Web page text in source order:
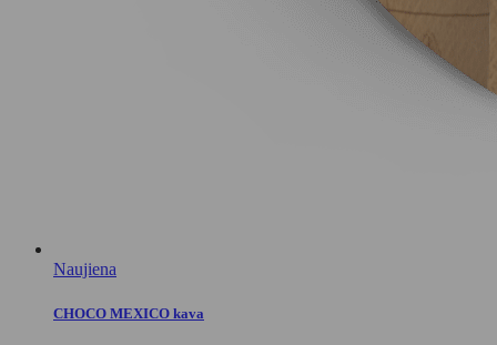
Naujiena
CHOCO MEXICO kava